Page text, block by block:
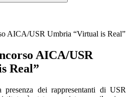
AICA/USR Umbria “Virtual is Real”
AICA/USR
Real”
dei rappresentanti di USR